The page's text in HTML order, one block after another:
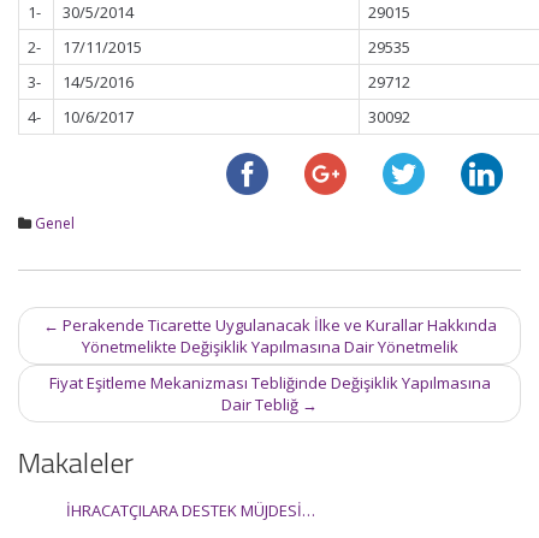
1- 30/5/2014
29015
2-
17/11/2015
29535
3-
14/5/2016
29712
4-
10/6/2017 30092
Genel
Post
navigation
← Perakende Ticarette Uygulanacak İlke ve Kurallar Hakkında
Yönetmelikte Değişiklik Yapılmasına Dair Yönetmelik
Fiyat Eşitleme Mekanizması Tebliğinde Değişiklik Yapılmasına
Dair Tebliğ →
Makaleler
İHRACATÇILARA DESTEK MÜJDESİ…